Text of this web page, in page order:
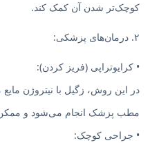
کوچک‌تر شدن آن کمک کند.
۲. درمان‌های پزشکی:
• کرایوتراپی (فریز کردن):
در این روش، زگیل با نیتروژن
مطب پزشک انجام می‌شود و ممکن
• جراحی کوچک: